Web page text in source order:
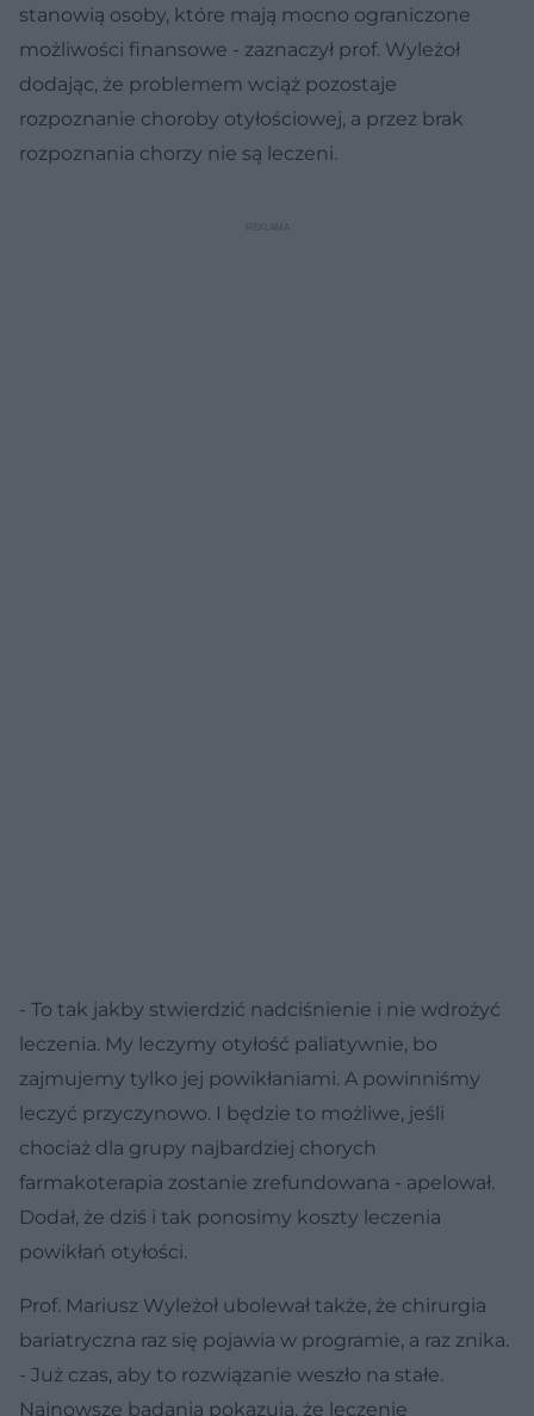
stanowią osoby, które mają mocno ograniczone
możliwości finansowe - zaznaczył prof. Wyleżoł
dodając, że problemem wciąż pozostaje
rozpoznanie choroby otyłościowej, a przez brak
rozpoznania chorzy nie są leczeni.
- To tak jakby stwierdzić nadciśnienie i nie wdrożyć
leczenia. My leczymy otyłość paliatywnie, bo
zajmujemy tylko jej powikłaniami. A powinniśmy
leczyć przyczynowo. I będzie to możliwe, jeśli
chociaż dla grupy najbardziej chorych
farmakoterapia zostanie zrefundowana - apelował.
Dodał, że dziś i tak ponosimy koszty leczenia
powikłań otyłości.
Prof. Mariusz Wyleżoł ubolewał także, że chirurgia
bariatryczna raz się pojawia w programie, a raz znika.
- Już czas, aby to rozwiązanie weszło na stałe.
Najnowsze badania pokazują, że leczenie